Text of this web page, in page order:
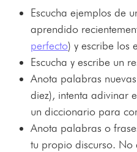
Escucha ejemplos de
aprendido
perfecto) y escribe los
Escucha y escribe un
Anota palabras
diez), intenta adivinar
un diccionario para
Anota palabras o
tu propio discurso. No